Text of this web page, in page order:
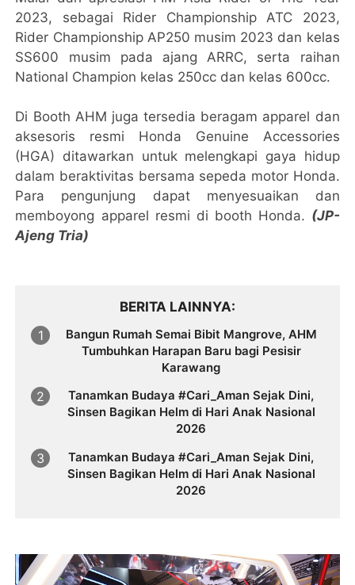
2023, sebagai Rider Championship ATC 2023,
Rider Championship AP250 musim 2023 dan kelas
SS600 musim pada ajang ARRC, serta raihan
National Champion kelas 250cc dan kelas 600cc.
Di Booth AHM juga tersedia beragam apparel dan
aksesoris resmi Honda Genuine Accessories
(HGA) ditawarkan untuk melengkapi gaya hidup
dalam beraktivitas bersama sepeda motor Honda.
Para pengunjung dapat menyesuaikan dan
memboyong apparel resmi di booth Honda. (JP-
Ajeng Tria)
BERITA LAINNYA
Bangun Rumah Semai Bibit Mangrove, AHM
Tumbuhkan Harapan Baru bagi Pesisir
Karawang
Tanamkan Budaya #Cari_Aman Sejak Dini,
Sinsen Bagikan Helm di Hari Anak Nasional
2026
Tanamkan Budaya #Cari_Aman Sejak Dini,
Sinsen Bagikan Helm di Hari Anak Nasional
2026